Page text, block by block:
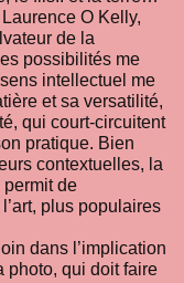
O Kelly,
de la
possibilités me
intellectuel me
et sa versatilité,
qui court-circuitent
pratique. Bien
contextuelles, la
permit de
plus populaires
dans l’implication
photo, qui doit faire